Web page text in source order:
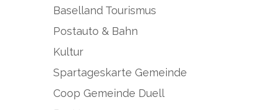
Baselland Tourismus
Postauto & Bahn
Kultur
Spartageskarte Gemeinde
Coop Gemeinde Duell